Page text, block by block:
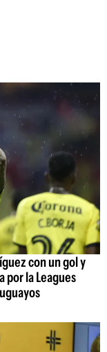
con un gol y
por la Leagues